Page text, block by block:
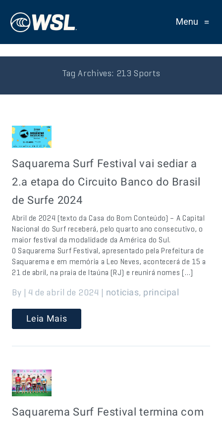
Menu ≡
Tag Archives: 213 Sports
Saquarema Surf Festival vai sediar a
2.a etapa do Circuito Banco do Brasil
de Surfe 2024
Abril de 2024 (texto da Casa do Bom Conteúdo) – A Capital
Nacional do Surf receberá, pelo quarto ano consecutivo, o
maior festival da modalidade da América do Sul.
O Saquarema Surf Festival, apresentado pela Prefeitura de
Saquarema e em memória a Leo Neves, acontecerá de 15 a
21 de abril, na praia de Itaúna (RJ) e reunirá nomes […]
By | 4 de abril de 2024 | noticias, principal
Leia Mais
Saquarema Surf Festival termina com